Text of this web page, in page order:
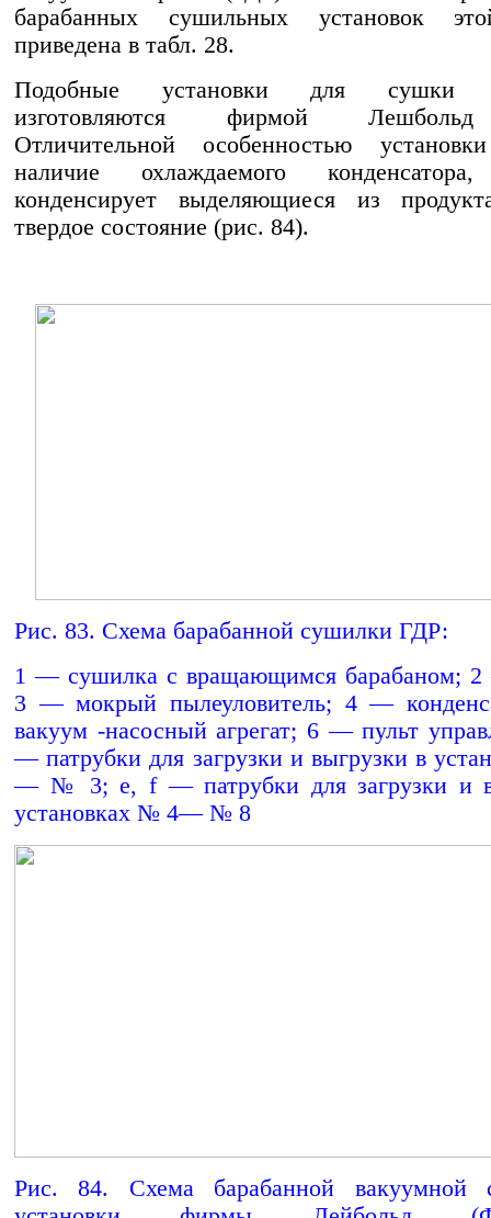
барабанных сушильных установок
приведена в табл. 28.
Подобные установки для сушки
изготовляются фирмой
Отличительной особенностью
наличие охлаждаемого
конденсирует выделяющиеся из
твердое состояние (рис. 84).
Рис. 83. Схема барабанной сушилки ГДР:
1 — сушилка с вращающимся барабаном;
3 — мокрый пылеуловитель; 4 —
вакуум -насосный агрегат; 6 — пульт
— патрубки для загрузки и выгрузки в
— № 3; е, f — патрубки для загрузки и
установках № 4— № 8
Рис. 84. Схема барабанной вакуумной